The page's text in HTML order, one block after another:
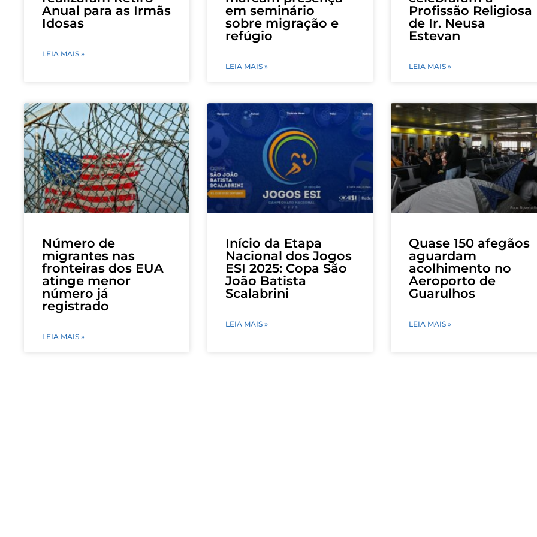
Anual para as Irmãs
Idosas
LEIA MAIS »
em seminário
sobre migração e
refúgio
LEIA MAIS »
Profissão Religiosa
de Ir. Neusa
Estevan
LEIA MAIS »
Número de
migrantes nas
fronteiras dos EUA
atinge menor
número já
registrado
LEIA MAIS »
Início da Etapa
Nacional dos Jogos
ESI 2025: Copa São
João Batista
Scalabrini
LEIA MAIS »
Quase 150 afegãos
aguardam
acolhimento no
Aeroporto de
Guarulhos
LEIA MAIS »